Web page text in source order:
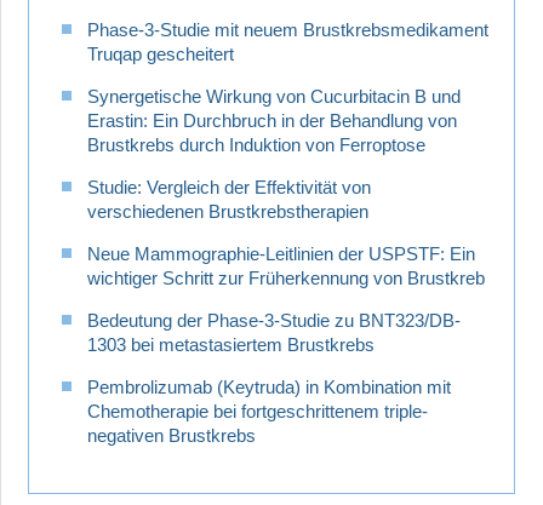
Phase-3-Studie mit neuem Brustkrebsmedikament
Truqap gescheitert
Synergetische Wirkung von Cucurbitacin B und
Erastin: Ein Durchbruch in der Behandlung von
Brustkrebs durch Induktion von Ferroptose
Studie: Vergleich der Effektivität von
verschiedenen Brustkrebstherapien
Neue Mammographie-Leitlinien der USPSTF: Ein
wichtiger Schritt zur Früherkennung von Brustkreb
Bedeutung der Phase-3-Studie zu BNT323/DB-
1303 bei metastasiertem Brustkrebs
Pembrolizumab (Keytruda) in Kombination mit
Chemotherapie bei fortgeschrittenem triple-
negativen Brustkrebs